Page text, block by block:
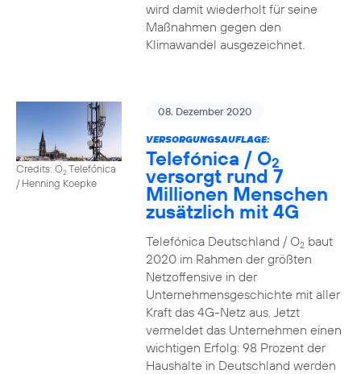
wird damit wiederholt für seine
Maßnahmen gegen den
Klimawandel ausgezeichnet.
Credits: O2Telefónica
/ Henning Koepke
08. Dezember 2020
VERSORGUNGSAUFLAGE:
Telefónica / O2
versorgt rund 7
Millionen Menschen
zusätzlich mit 4G
Telefónica Deutschland / O2baut
2020 im Rahmen der größten
Netzoffensive in der
Unternehmensgeschichte mit aller
Kraft das 4G-Netz aus. Jetzt
vermeldet das Unternehmen einen
wichtigen Erfolg: 98 Prozent der
Haushalte in Deutschland werden